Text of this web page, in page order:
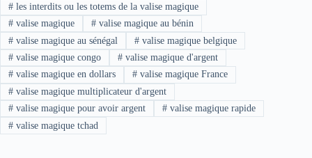
#les interdits ou les totems de la valise magique
#valise magique #valise magique au bénin
#valise magique au sénégal #valise magique belgique
#valise magique congo #valise magique d'argent
#valise magique en dollars #valise magique France
#valise magique multiplicateur d'argent
#valise magique pour avoir argent #valise magique rapide
#valise magique tchad